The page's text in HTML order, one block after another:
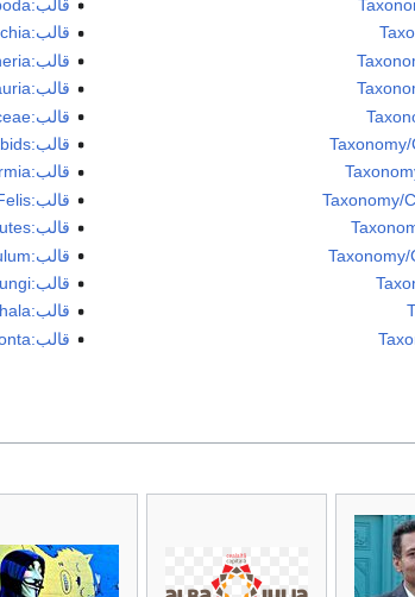
قالب:Taxonomy/Eurypoda
قالب:Taxonomy/Eusuchia
قالب:Taxonomy/Eutheria
قالب:Taxonomy/Eutitanosauria
قالب:Taxonomy/Fabaceae
قالب:Taxonomy/Fabids
قالب:Taxonomy/Feliformia
قالب:Taxonomy/Felis
قالب:Taxonomy/Firmicutes
قالب:Taxonomy/Foeniculum
قالب:Taxonomy/Fungi
قالب:Taxonomy/Globicephala
قالب:Taxonomy/Globidonta